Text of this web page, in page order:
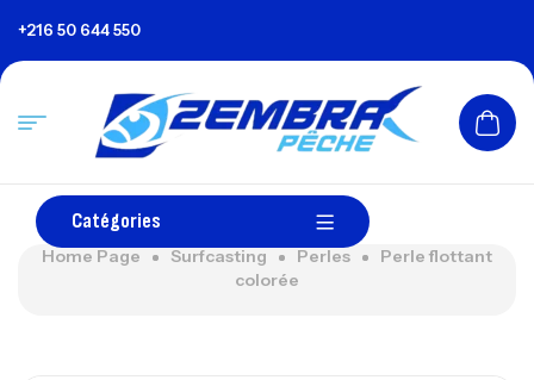
+216 50 644 550
Catégories
Home Page Surfcasting Perles
Perle flottant
colorée